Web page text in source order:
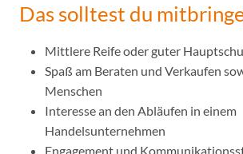
Das solltest du
Mittlere Reife oder guter
Spaß am Beraten und Verkaufen
Menschen
Interesse an den Abläufen in einem
Handelsunternehmen
Engagement und